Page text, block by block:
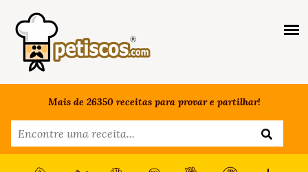
Mais de 26350 receitas para provar e partilhar!